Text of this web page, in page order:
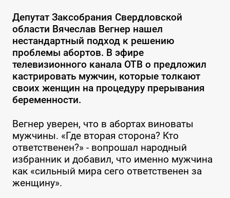
Депутат Заксобрания Свердловской
области Вячеслав Вегнер нашел
нестандартный подход к решению
проблемы абортов. В эфире
телевизионного канала ОТВ о предложил
кастрировать мужчин, которые толкают
своих женщин на процедуру прерывания
беременности.
Вегнер уверен, что в абортах виноваты
мужчины. «Где вторая сторона? Кто
ответственен?» - вопрошал народный
избранник и добавил, что именно мужчина
как «сильный мира сего ответственен за
женщину».